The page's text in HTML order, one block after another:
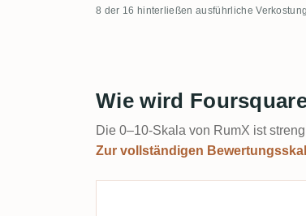
8 der 16 hinterließen ausführliche
Wie wird
Die 0–10-Skala von RumX ist
Zur vollständigen